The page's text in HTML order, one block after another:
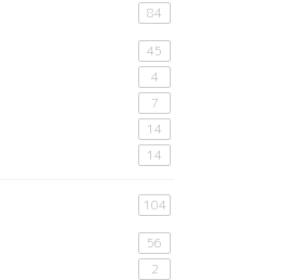
84
45
4
7
14
14
104
56
2